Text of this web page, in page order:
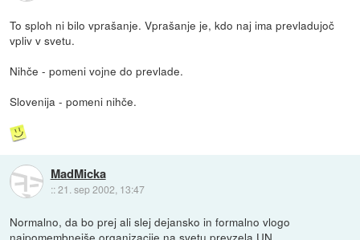
To sploh ni bilo vprašanje. Vprašanje je, kdo naj ima prevladujoč
vpliv v svetu.
Nihče - pomeni vojne do prevlade.
Slovenija - pomeni nihče.
MadMicka
::21. sep 2002, 13:47
Normalno, da bo prej ali slej dejansko in formalno vlogo
najpomembnejše organizacije na svetu prevzela UN.